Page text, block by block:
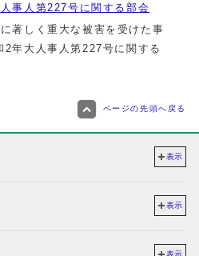
事人第227号に関する部会
著しく重大な被害を受けた事
年大人事人第227号に関する
ページの先頭へ戻る
表示
表示
表示